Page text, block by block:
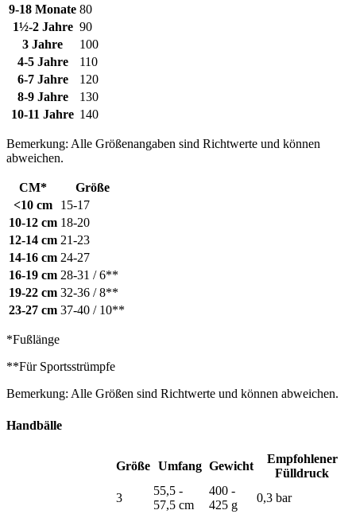
9-18 Monate 80
1½-2 Jahre 90
3 Jahre
100
4-5 Jahre
110
6-7 Jahre
120
8-9 Jahre
130
10-11 Jahre 140
Bemerkung: Alle Größenangaben sind Richtwerte und können
abweichen.
CM*
Größe
<10 cm
15-17
10-12 cm 18-20
12-14 cm 21-23
14-16 cm 24-27
16-19 cm 28-31 / 6**
19-22 cm 32-36 / 8**
23-27 cm 37-40 / 10**
*Fußlänge
**Für Sportsstrümpfe
Bemerkung: Alle Größen sind Richtwerte und können abweichen.
Handbälle
Größe Umfang Gewicht
Empfohlener
Fülldruck
3
55,5 -
57,5 cm
400 -
425 g
0,3 bar